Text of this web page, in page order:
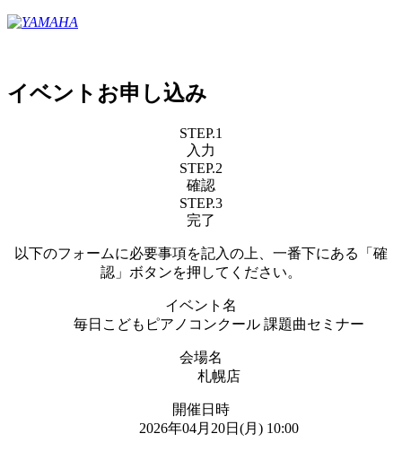
イベントお申し込み
STEP.1
入力
STEP.2
確認
STEP.3
完了
以下のフォームに必要事項を記入の上、一番下にある「確
認」ボタンを押してください。
イベント名
毎日こどもピアノコンクール 課題曲セミナー
会場名
札幌店
開催日時
2026年04月20日(月) 10:00